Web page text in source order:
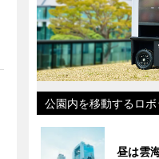
公園内を移動するロ
昼は雲